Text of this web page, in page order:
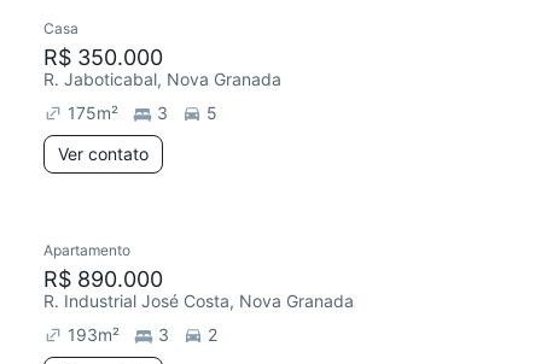
Casa
R$ 350.000
R. Jaboticabal, Nova Granada
175m² 3
5
Ver contato
Redecorar
Apartamento
R$ 890.000
R. Industrial José Costa, Nova Granada
193m² 3
2